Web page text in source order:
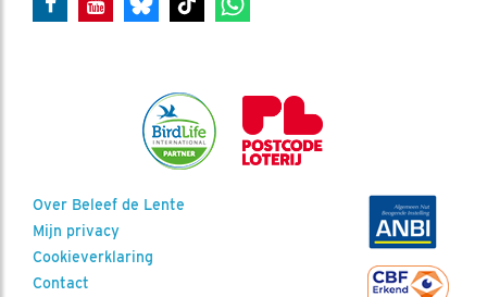
Over Beleef de Lente
Mijn privacy
Cookieverklaring
Contact